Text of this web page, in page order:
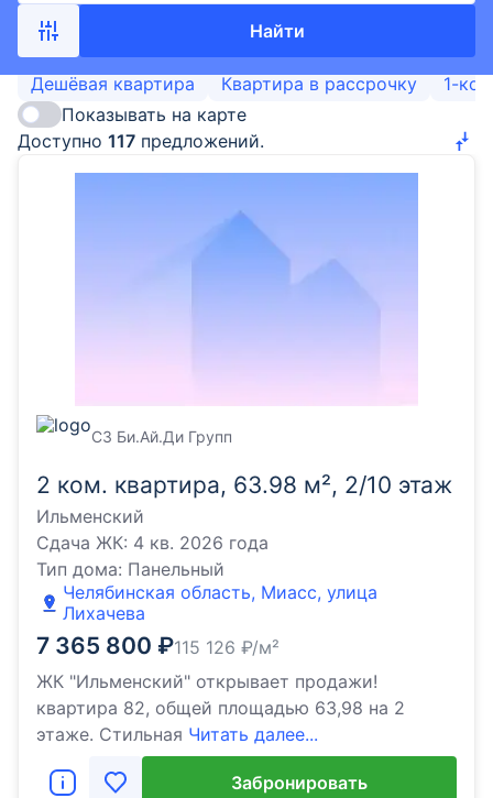
Найти
Дешёвая квартира Квартира в рассрочку
1-
Показывать на карте
Доступно 117 предложений.
2 ком. квартира, 63.98 м², 2/10 этаж
Ильменский
Сдача ЖК: 4 кв. 2026 года
Тип дома: Панельный
Челябинская область, Миасс, улица
Лихачева
7 365 800 ₽115 126 ₽/м²
ЖК "Ильменский" открывает продажи!
квартира 82, общей площадью 63,98 на 2
этаже. Стильная Читать далее...
СЗ Би.Ай.Ди Групп
Забронировать